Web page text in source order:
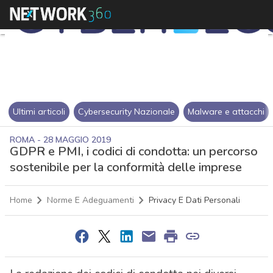
Ultimi articoli Cybersecurity Nazionale Malware e attacchi
ROMA - 28 MAGGIO 2019
GDPR e PMI, i codici di condotta: un percorso
sostenibile per la conformità delle imprese
Home Norme E Adeguamenti Privacy E Dati Personali